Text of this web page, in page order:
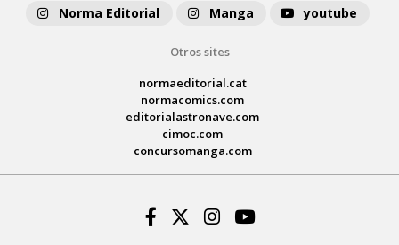
Norma Editorial
Manga youtube
Otros sites
normaeditorial.cat
normacomics.com
editorialastronave.com
cimoc.com
concursomanga.com
Facebook
Twitter
Instagram
Youtube